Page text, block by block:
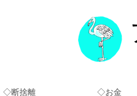
◇断捨離 ◇お金